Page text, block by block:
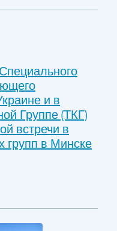
и в
Группе (ТКГ)
встречи в
групп в Минске